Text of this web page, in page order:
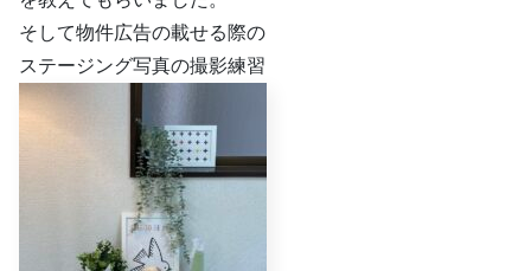
そして物件広告の載せる際の
ステージング写真の撮影練習